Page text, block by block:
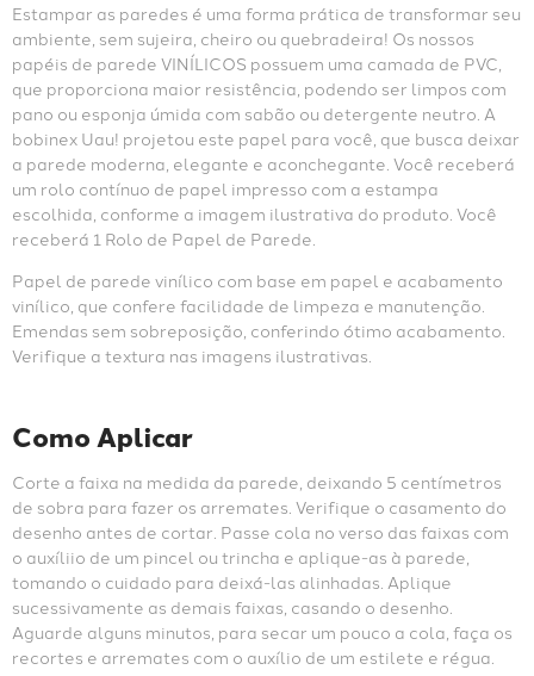
Estampar as paredes é uma forma prática de transformar seu
ambiente, sem sujeira, cheiro ou quebradeira! Os nossos
papéis de parede VINÍLICOS possuem uma camada de PVC,
que proporciona maior resistência, podendo ser limpos com
pano ou esponja úmida com sabão ou detergente neutro. A
bobinex Uau! projetou este papel para você, que busca deixar
a parede moderna, elegante e aconchegante. Você receberá
um rolo contínuo de papel impresso com a estampa
escolhida, conforme a imagem ilustrativa do produto. Você
receberá 1 Rolo de Papel de Parede.
Papel de parede vinílico com base em papel e acabamento
vinílico, que confere facilidade de limpeza e manutenção.
Emendas sem sobreposição, conferindo ótimo acabamento.
Verifique a textura nas imagens ilustrativas.
Como Aplicar
Corte a faixa na medida da parede, deixando 5 centímetros
de sobra para fazer os arremates. Verifique o casamento do
desenho antes de cortar. Passe cola no verso das faixas com
o auxíliio de um pincel ou trincha e aplique-as à parede,
tomando o cuidado para deixá-las alinhadas. Aplique
sucessivamente as demais faixas, casando o desenho.
Aguarde alguns minutos, para secar um pouco a cola, faça os
recortes e arremates com o auxílio de um estilete e régua.